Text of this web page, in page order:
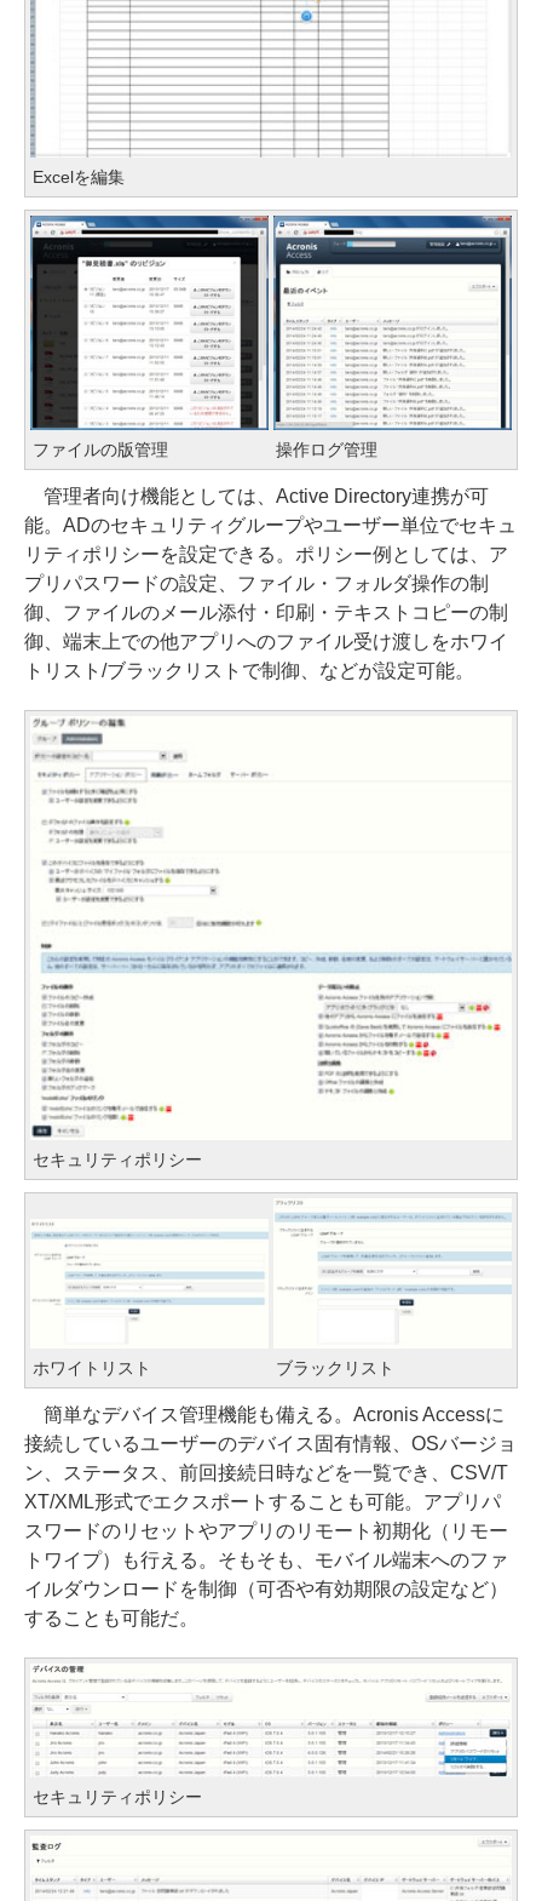
Excelを編集
ファイルの版管理 操作ログ管理
管理者向け機能としては、Active Directory連携が可
能。ADのセキュリティグループやユーザー単位でセキュ
リティポリシーを設定できる。ポリシー例としては、ア
プリパスワードの設定、ファイル・フォルダ操作の制
御、ファイルのメール添付・印刷・テキストコピーの制
御、端末上での他アプリへのファイル受け渡しをホワイ
トリスト/ブラックリストで制御、などが設定可能。
セキュリティポリシー
ホワイトリスト ブラックリスト
簡単なデバイス管理機能も備える。Acronis Accessに
接続しているユーザーのデバイス固有情報、OSバージョ
ン、ステータス、前回接続日時などを一覧でき、CSV/T
XT/XML形式でエクスポートすることも可能。アプリパ
スワードのリセットやアプリのリモート初期化（リモー
トワイプ）も行える。そもそも、モバイル端末へのファ
イルダウンロードを制御（可否や有効期限の設定など）
することも可能だ。
セキュリティポリシー